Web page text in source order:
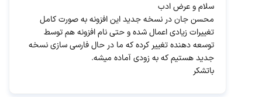
سلام و عرض ادب
محسن جان در نسخه جدید این افزونه به صورت کامل
تغییرات زیادی اعمال شده و حتی نام افزونه هم توسط
توسعه دهنده تغییر کرده که ما در حال فارسی سازی نسخه
جدید هستیم که به زودی آماده میشه.
باتشکر